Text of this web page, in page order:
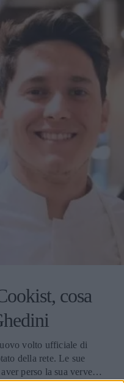
cosa
volto ufficiale di
della rete. Le sue
perso la sua verve